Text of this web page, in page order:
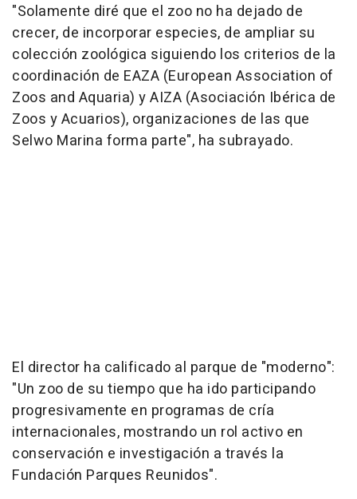
"Solamente diré que el zoo no ha dejado de
crecer, de incorporar especies, de ampliar su
colección zoológica siguiendo los criterios de la
coordinación de EAZA (European Association of
Zoos and Aquaria) y AIZA (Asociación Ibérica de
Zoos y Acuarios), organizaciones de las que
Selwo Marina forma parte", ha subrayado.
El director ha calificado al parque de "moderno":
"Un zoo de su tiempo que ha ido participando
progresivamente en programas de cría
internacionales, mostrando un rol activo en
conservación e investigación a través la
Fundación Parques Reunidos".